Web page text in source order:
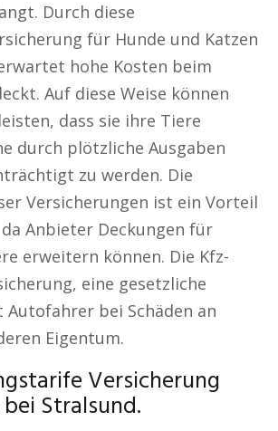
Durch diese
für Hunde und Katzen
hohe Kosten beim
Auf diese Weise können
dass sie ihre Tiere
durch plötzliche Ausgaben
zu werden. Die
Versicherungen ist ein Vorteil
Anbieter Deckungen für
erweitern können. Die Kfz-
eine gesetzliche
bei Schäden an
Eigentum.
Versicherung
Stralsund.